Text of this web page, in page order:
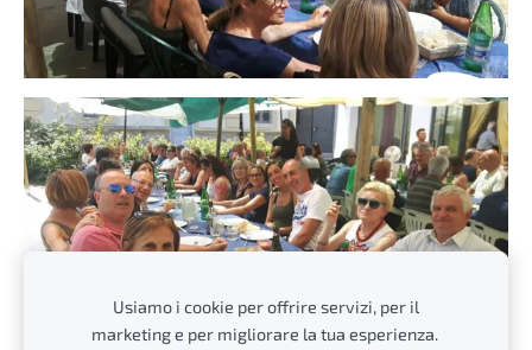
Usiamo i cookie per offrire servizi, per il
marketing e per migliorare la tua esperienza.